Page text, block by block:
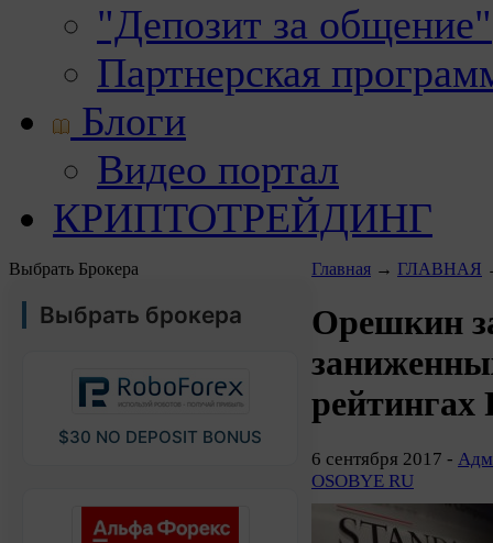
"Депозит за общение"
Партнерская
Блоги
Видео портал
КРИПТОТРЕЙДИНГ
Выбрать Брокера
Выбрать брокера
$30 NO DEPOSIT BONUS
Главная → ГЛАВНАЯ
Орешкин
рейтингах
6 сентября 2017 -
OSOBYE RU